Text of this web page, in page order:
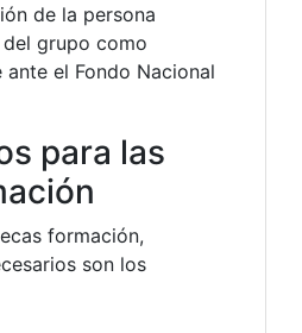
de la persona
grupo como
ante el Fondo Nacional
para las
formación,
son los